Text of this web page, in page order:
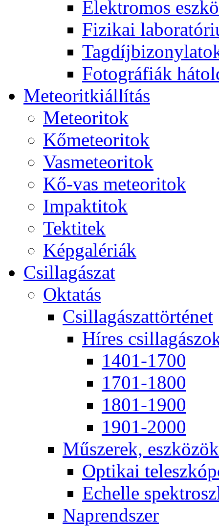
Elekt­ro­mos
Fi­zi­kai
Fo­tog­rá­fi­ák
Me­te­o­rit­ki­ál­lí­tás
Me­te­o­ri­tok
Kő­me­te­o­ri­tok
Vas­me­te­o­ri­tok
Kő-vas me­te­o­ri­tok
Imp­ak­ti­tok
Tek­ti­tek
Kép­ga­lé­ri­ák
Csil­la­gá­szat
Ok­ta­tás
Csil­la­gá­szat­tör­té­net
Hí­res
1401-1700
1701-1800
1801-1900
1901-2000
Mű­sze­rek, esz­kö­zök
Op­ti­kai
Echel­le
Nap­rend­szer